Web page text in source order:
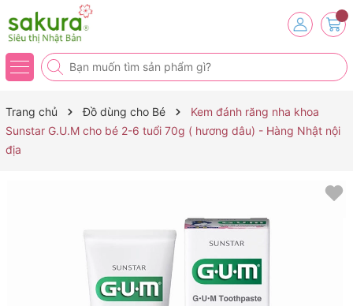
Trang chủ Đồ dùng cho Bé
Kem đánh răng nha khoa
Sunstar G.U.M cho bé 2-6 tuổi 70g ( hương dâu) - Hàng Nhật nội
địa